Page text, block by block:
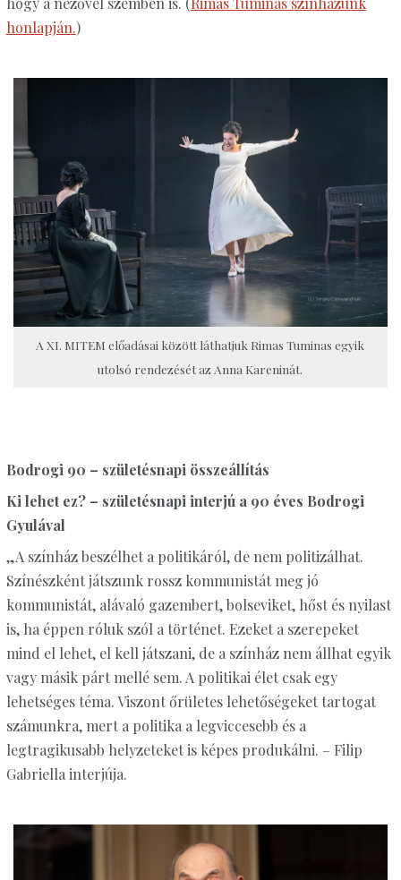
honlapján.)
A XI. MITEM előadásai között láthatjuk Rimas Tuminas egyik
utolsó rendezését az Anna Kareninát.
Bodrogi 90 – születésnapi összeállítás
Ki lehet ez? – születésnapi interjú a 90 éves Bodrogi
Gyulával
„A színház beszélhet a politikáról, de nem politizálhat.
Színészként játszunk rossz kommunistát meg jó
kommunistát, alávaló gazembert, bolseviket, hőst és nyilast
is, ha éppen róluk szól a történet. Ezeket a szerepeket
mind el lehet, el kell játszani, de a színház nem állhat egyik
vagy másik párt mellé sem. A politikai élet csak egy
lehetséges téma. Viszont őrületes lehetőségeket tartogat
számunkra, mert a politika a legviccesebb és a
legtragikusabb helyzeteket is képes produkálni. – Filip
Gabriella interjúja.